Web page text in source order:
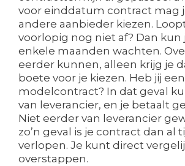
voor einddatum contract mag
andere aanbieder kiezen.
voorlopig nog niet af? Dan kun
enkele maanden wachten.
eerder kunnen, alleen krijg je
boete voor je kiezen. Heb jij een
modelcontract? In dat geval
van leverancier, en je betaalt
Niet eerder van leverancier
zo’n geval is je contract dan al
verlopen. Je kunt direct
overstappen.